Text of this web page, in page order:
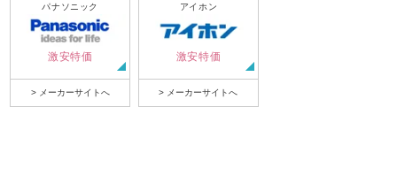
パナソニック
激安特価
> メーカーサイトへ
アイホン
激安特価
> メーカーサイトへ